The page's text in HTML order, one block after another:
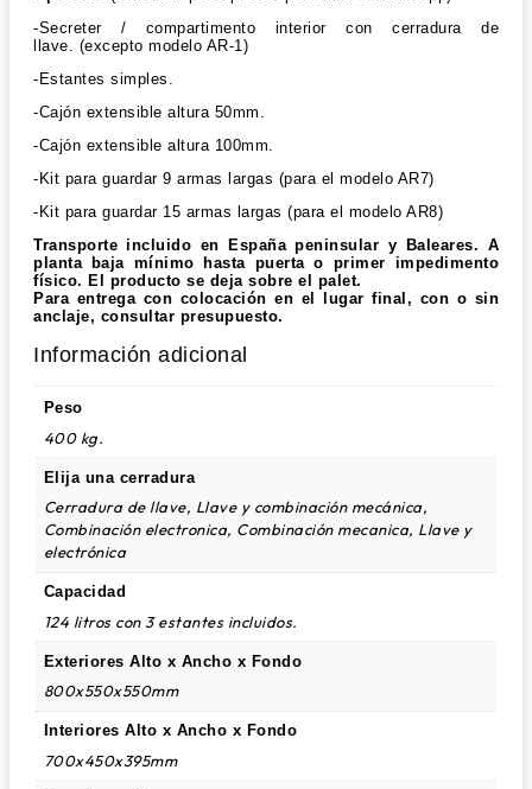
-Secreter / compartimento interior con cerradura de
llave. (excepto modelo AR-1)
-Estantes simples.
-Cajón extensible altura 50mm.
-Cajón extensible altura 100mm.
-Kit para guardar 9 armas largas (para el modelo AR7)
-Kit para guardar 15 armas largas (para el modelo AR8)
Transporte incluido en España peninsular y Baleares. A
planta baja mínimo hasta puerta o primer impedimento
físico. El producto se deja sobre el palet.
Para entrega con colocación en el lugar final, con o sin
anclaje, consultar presupuesto.
Información adicional
Peso
400 kg.
Elija una cerradura
Cerradura de llave, Llave y combinación mecánica,
Combinación electronica, Combinación mecanica, Llave y
electrónica
Capacidad
124 litros con 3 estantes incluidos.
Exteriores Alto x Ancho x Fondo
800x550x550mm
Interiores Alto x Ancho x Fondo
700x450x395mm